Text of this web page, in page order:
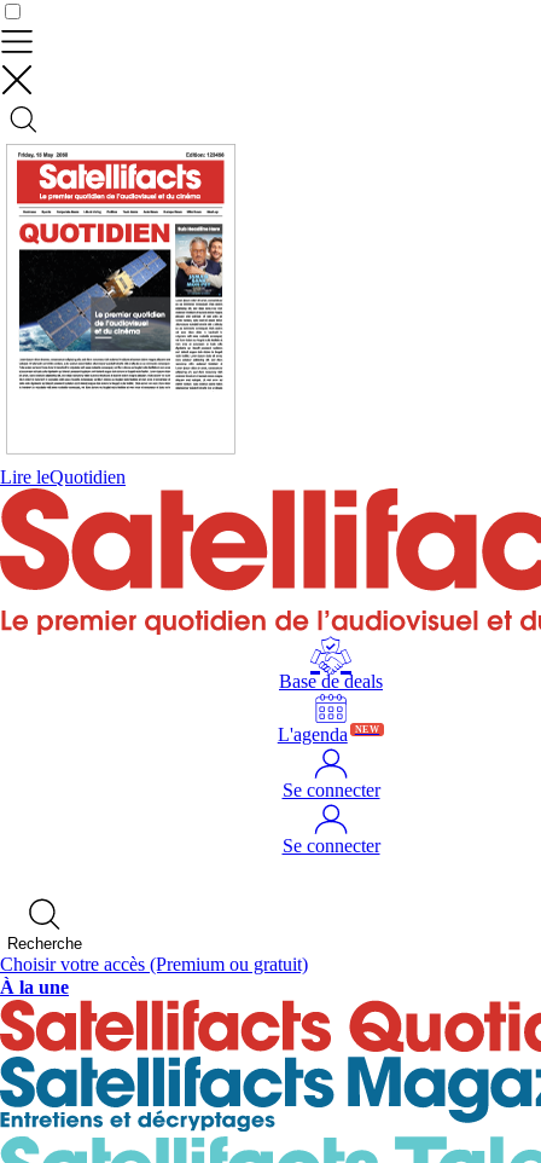
Lire leQuotidien
Base de deals
L'agenda NEW
Se connecter
Se connecter
Recherche
Choisir votre accès (Premium ou gratuit)
À la une
Contrôler vos données